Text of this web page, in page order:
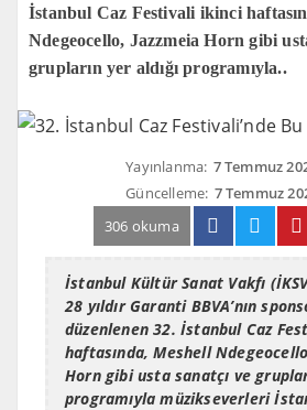
İstanbul Caz Festivali ikinci
Ndegeocello, Jazzmeia Horn gibi
grupların yer aldığı programıyla..
Yayınlanma: 7 Temmuz
Güncelleme: 7 Temmuz
306 okuma
İstanbul Kültür Sanat Vakfı
28 yıldır Garanti BBVA’nın
düzenlenen 32. İstanbul Caz
haftasında, Meshell
Horn gibi usta sanatçı ve
programıyla müzikseverleri